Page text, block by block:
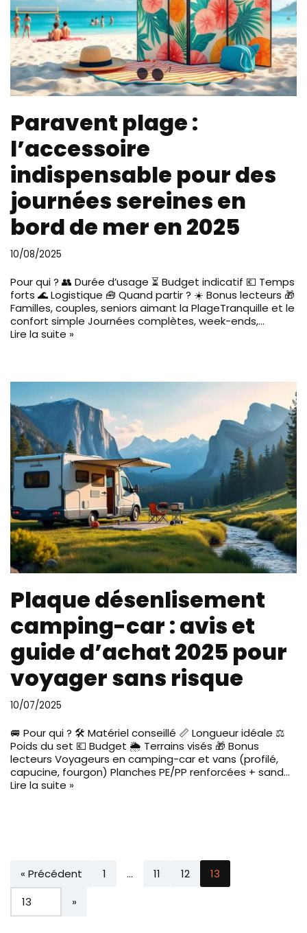
Paravent plage :
l’accessoire
indispensable pour des
journées sereines en
bord de mer en 2025
10/08/2025
Pour qui ? 👥 Durée d’usage ⏳ Budget indicatif 💶 Temps
forts 🌊 Logistique 🧰 Quand partir ? ☀️ Bonus lecteurs 🎁
Familles, couples, seniors aimant la PlageTranquille et le
confort simple Journées complètes, week-ends,…
Lire la suite »
Plaque désenlisement
camping-car : avis et
guide d’achat 2025 pour
voyager sans risque
10/07/2025
🚐 Pour qui ? 🛠️ Matériel conseillé 📏 Longueur idéale ⚖️
Poids du set 💶 Budget 🌦️ Terrains visés 🎁 Bonus
lecteurs Voyageurs en camping-car et vans (profilé,
capucine, fourgon) Planches PE/PP renforcées + sand…
Lire la suite »
« Précédent 1 … 11 12 13